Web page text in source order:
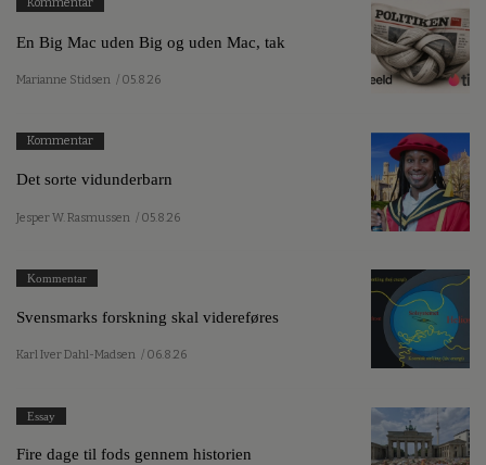
Kommentar
En Big Mac uden Big og uden Mac, tak
Marianne Stidsen / 05.8.26
Kommentar
Det sorte vidunderbarn
Jesper W. Rasmussen / 05.8.26
Kommentar
Svensmarks forskning skal videreføres
Karl Iver Dahl-Madsen / 06.8.26
Essay
Fire dage til fods gennem historien